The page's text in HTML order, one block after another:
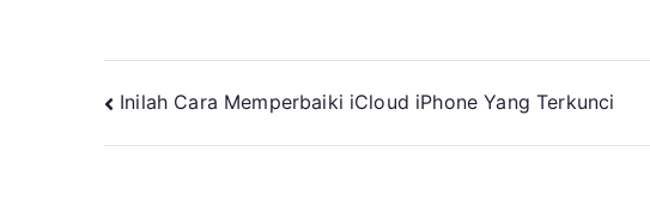
Navigasi
pos
Inilah Cara Memperbaiki iCloud iPhone Yang Terkunci